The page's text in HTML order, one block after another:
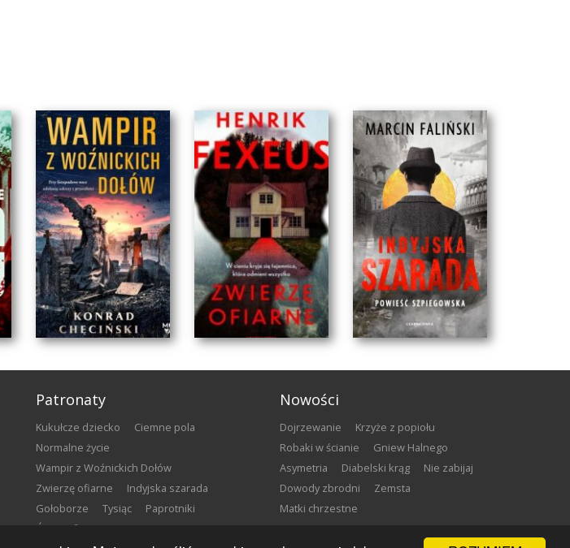
WAMPIR
Patronaty
Kukułcze dziecko
Ciemne pola
Normalne życie
Wampir z Woźnickich Dołów
Zwierzę ofiarne
Indyjska szarada
Gołoborze
Tysiąc
Paprotniki
Ósma ofiara
Nowości
Dojrzewanie
Krzyże z popiołu
Robaki w ścianie
Gniew Halnego
Asymetria
Diabelski krąg
Nie zabijaj
Dowody zbrodni
Zemsta
Matki chrzestne